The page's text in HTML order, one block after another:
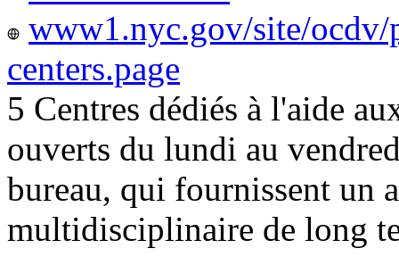
www1.nyc.gov/site/
centers.page
5 Centres dédiés à l'aide
ouverts du lundi au
bureau, qui fournissent un
multidisciplinaire de long